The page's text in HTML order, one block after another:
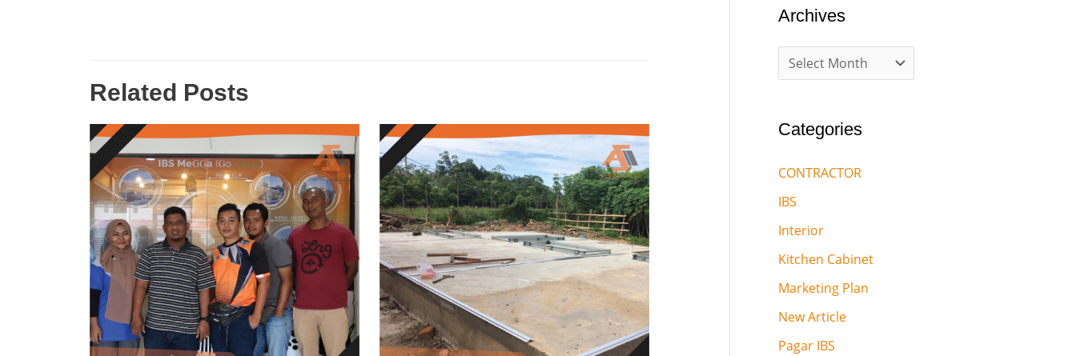
Related Posts
Archives
Categories
CONTRACTOR
IBS
Interior
Kitchen Cabinet
Marketing Plan
New Article
Pagar IBS